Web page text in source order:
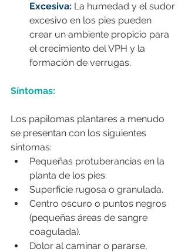
Excesiva: La humedad y el sudor
excesivo en los pies pueden
crear un ambiente propicio para
el crecimiento del VPH y la
formación de verrugas.
Síntomas:
Los papilomas plantares a menudo
se presentan con los siguientes
síntomas:
Pequeñas protuberancias en la
planta de los pies.
Superficie rugosa o granulada.
Centro oscuro o puntos negros
(pequeñas áreas de sangre
coagulada).
Dolor al caminar o pararse,